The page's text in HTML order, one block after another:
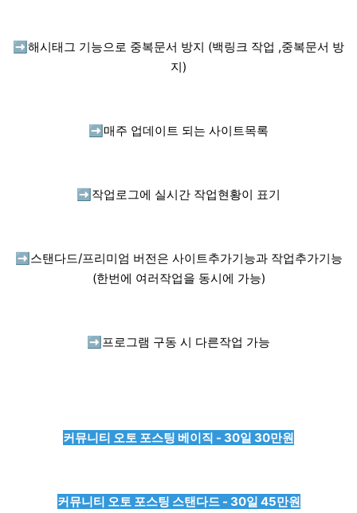
➡️ 해시태그 기능으로 중복문서 방지 (백링크 작업 ,중복문서 방
지)
➡️ 매주 업데이트 되는 사이트목록
➡️ 작업로그에 실시간 작업현황이 표기
➡️ 스탠다드/프리미엄 버전은 사이트추가기능과 작업추가기능
(한번에 여러작업을 동시에 가능)
➡️ 프로그램 구동 시 다른작업 가능
커뮤니티 오토 포스팅 베이직 - 30일 30만원
커뮤니티 오토 포스팅 스탠다드 - 30일 45만원